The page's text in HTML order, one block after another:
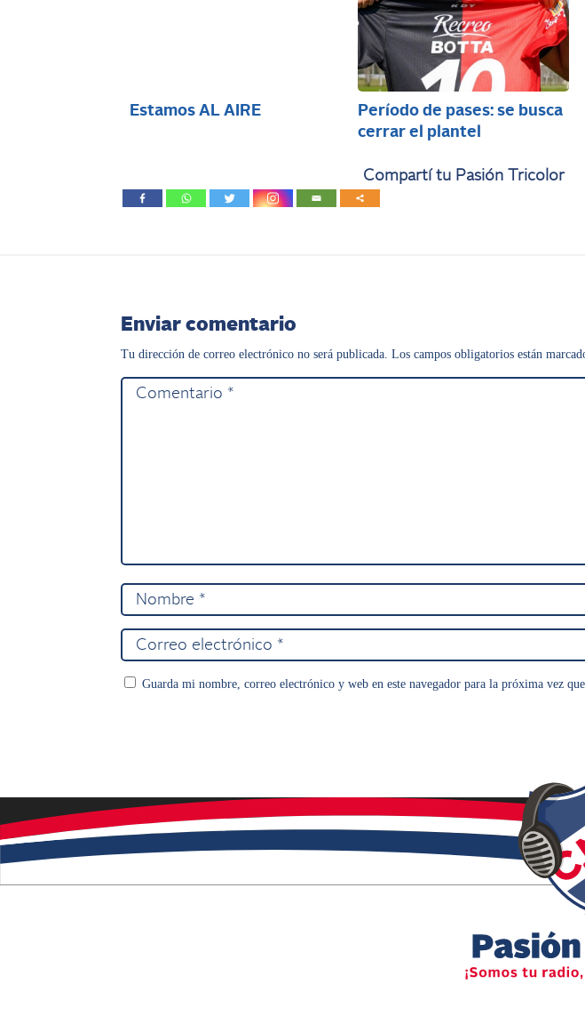
Estamos AL AIRE
Período de pases: se busca
cerrar el plantel
Compartí tu Pasión Tricolor
Enviar comentario
Tu dirección de correo electrónico no será publicada. Los campos obligatorios están
Guarda mi nombre, correo electrónico y web en este navegador para la próxima vez